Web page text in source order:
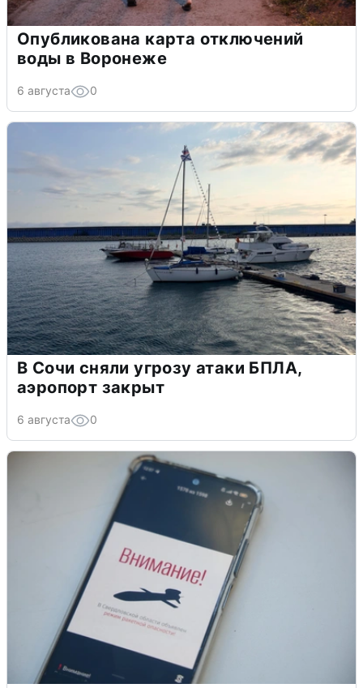
Опубликована карта отключений
воды в Воронеже
6 августа 0
В Сочи сняли угрозу атаки БПЛА,
аэропорт закрыт
6 августа 0